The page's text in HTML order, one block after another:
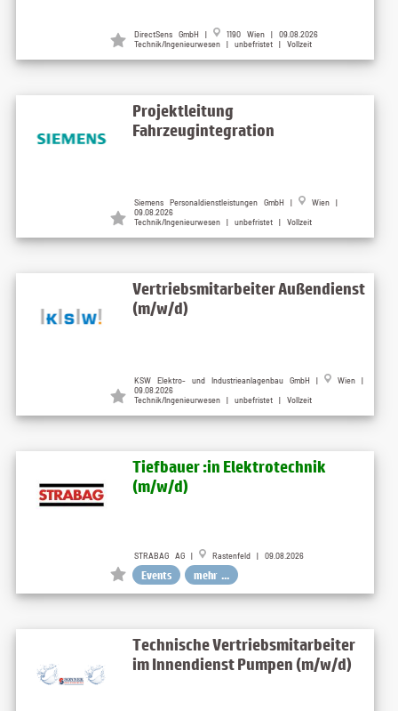
DirectSens GmbH |
1190 Wien | 09.08.2026
Technik/Ingenieurwesen | unbefristet | Vollzeit
Projektleitung
Fahrzeugintegration
Siemens Personaldienstleistungen GmbH |
Wien |
09.08.2026
Technik/Ingenieurwesen | unbefristet | Vollzeit
Vertriebsmitarbeiter Außendienst
(m/w/d)
KSW Elektro- und Industrieanlagenbau GmbH |
Wien |
09.08.2026
Technik/Ingenieurwesen | unbefristet | Vollzeit
Tiefbauer :in Elektrotechnik
(m/w/d)
STRABAG AG | Rastenfeld | 09.08.2026
Events mehr ...
Technische Vertriebsmitarbeiter
im Innendienst Pumpen (m/w/d)